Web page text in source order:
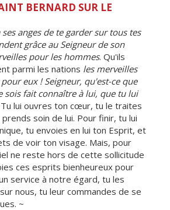
BERNARD SUR LE
anges de te garder sur tous tes
grâce au Seigneur de son
pour les hommes. Qu'ils
parmi les nations les merveilles
eux ! Seigneur, qu'est-ce que
sois fait connaître à lui, que tu lui
lui ouvres ton cœur, tu le traites
soin de lui. Pour finir, tu lui
tu envoies en lui ton Esprit, et
de voir ton visage. Mais, pour
ne reste hors de cette sollicitude
ces esprits bienheureux pour
service à notre égard, tu les
nous, tu leur commandes de se
~